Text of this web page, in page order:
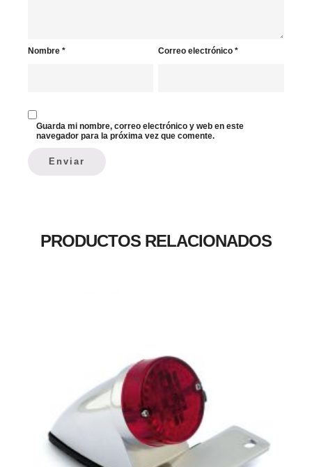
Nombre * Correo electrónico*
Guarda mi nombre, correo electrónico y web en este
navegador para la próxima vez que comente.
PRODUCTOS RELACIONADOS